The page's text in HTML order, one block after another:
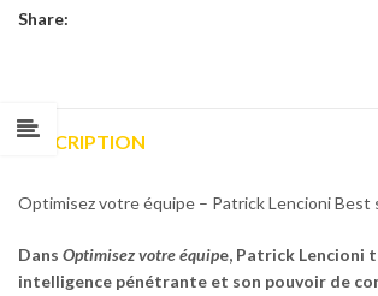
Share:
DESCRIPTION
Optimisez votre équipe – Patrick Lencioni Best
Dans Optimisez votre équipe, Patrick Lencioni
intelligence pénétrante et son pouvoir de